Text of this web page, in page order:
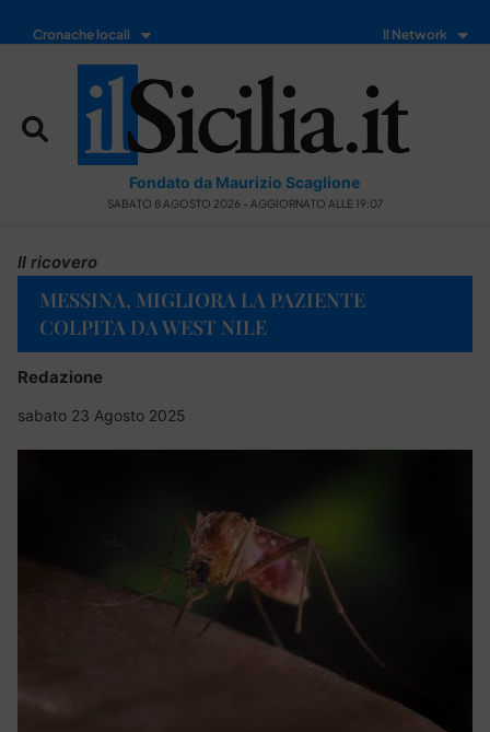
Cronache locali Il Network
Fondato da Maurizio Scaglione
SABATO 8 AGOSTO 2026 - AGGIORNATO ALLE 19:07
Il ricovero
MESSINA, MIGLIORA LA PAZIENTE
COLPITA DA WEST NILE
Redazione
sabato 23 Agosto 2025